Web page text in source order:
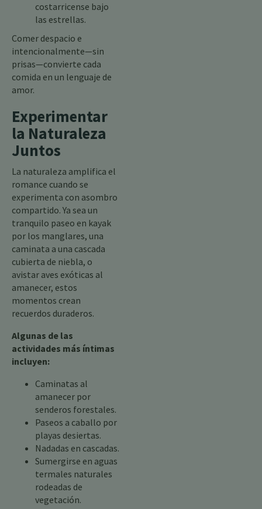
costarricense bajo
las estrellas.
Comer despacio e
intencionalmente—sin
prisas—convierte cada
comida en un lenguaje de
amor.
Experimentar
la Naturaleza
Juntos
La naturaleza amplifica el
romance cuando se
experimenta con asombro
compartido. Ya sea un
tranquilo paseo en kayak
por los manglares, una
caminata a una cascada
cubierta de niebla, o
avistar aves exóticas al
amanecer, estos
momentos crean
recuerdos duraderos.
Algunas de las
actividades más íntimas
incluyen:
Caminatas al
amanecer por
senderos forestales.
Paseos a caballo por
playas desiertas.
Nadadas en cascadas.
Sumergirse en aguas
termales naturales
rodeadas de
vegetación.